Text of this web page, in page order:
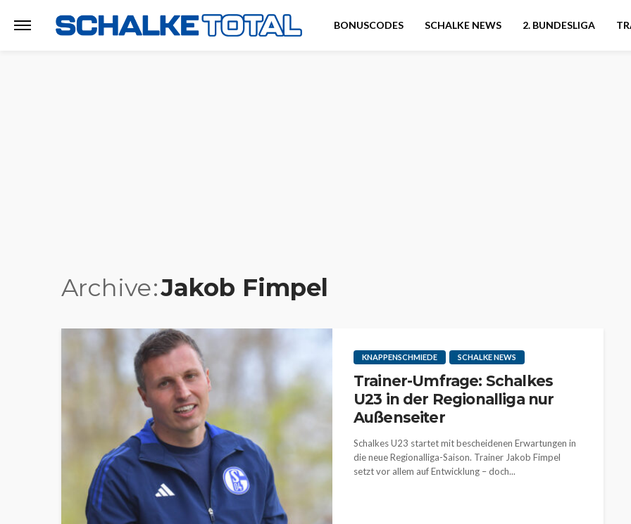
BONUSCODES SCHALKE NEWS 2. BUNDESLIGA
Archive Jakob Fimpel
KNAPPENSCHMIEDE SCHALKE NEWS
Trainer-Umfrage: Schalkes
U23 in der Regionalliga nur
Außenseiter
Schalkes U23 startet mit bescheidenen Erwartungen in
die neue Regionalliga-Saison. Trainer Jakob Fimpel
setzt vor allem auf Entwicklung – doch...